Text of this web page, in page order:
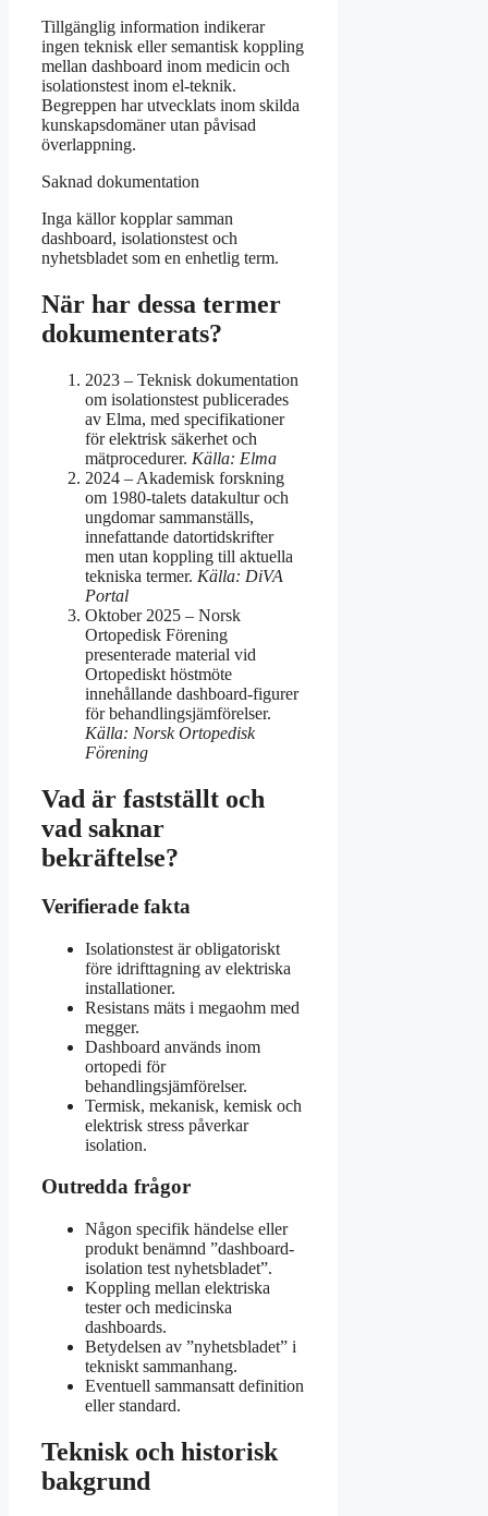
Tillgänglig information indikerar
ingen teknisk eller semantisk koppling
mellan dashboard inom medicin och
isolationstest inom el-teknik.
Begreppen har utvecklats inom skilda
kunskapsdomäner utan påvisad
överlappning.
Saknad dokumentation
Inga källor kopplar samman
dashboard, isolationstest och
nyhetsbladet som en enhetlig term.
När har dessa termer
dokumenterats?
2023 – Teknisk dokumentation
om isolationstest publicerades
av Elma, med specifikationer
för elektrisk säkerhet och
mätprocedurer. Källa: Elma
2024 – Akademisk forskning
om 1980-talets datakultur och
ungdomar sammanställs,
innefattande datortidskrifter
men utan koppling till aktuella
tekniska termer. Källa: DiVA
Portal
Oktober 2025 – Norsk
Ortopedisk Förening
presenterade material vid
Ortopediskt höstmöte
innehållande dashboard-figurer
för behandlingsjämförelser.
Källa: Norsk Ortopedisk
Förening
Vad är fastställt och
vad saknar
bekräftelse?
Verifierade fakta
Isolationstest är obligatoriskt
före idrifttagning av elektriska
installationer.
Resistans mäts i megaohm med
megger.
Dashboard används inom
ortopedi för
behandlingsjämförelser.
Termisk, mekanisk, kemisk och
elektrisk stress påverkar
isolation.
Outredda frågor
Någon specifik händelse eller
produkt benämnd ”dashboard-
isolation test nyhetsbladet”.
Koppling mellan elektriska
tester och medicinska
dashboards.
Betydelsen av ”nyhetsbladet” i
tekniskt sammanhang.
Eventuell sammansatt definition
eller standard.
Teknisk och historisk
bakgrund